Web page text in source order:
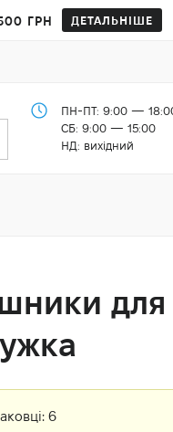
ГРН ДЕТАЛЬНІШЕ
ПН-ПТ: 9:00 —
СБ: 9:00 — 15:00
НД: вихідний
для
6